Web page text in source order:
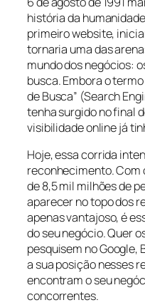
história da
primeiro website,
tornaria uma das
mundo dos negócios:
busca. Embora o
de Busca” (Search
tenha surgido no final
visibilidade online já
Hoje, essa corrida
reconhecimento. Com
de 8,5 mil milhões de
aparecer no topo dos
apenas vantajoso, é
do seu negócio. Quer
pesquisem no Google,
a sua posição nesses
encontram o seu
concorrentes.